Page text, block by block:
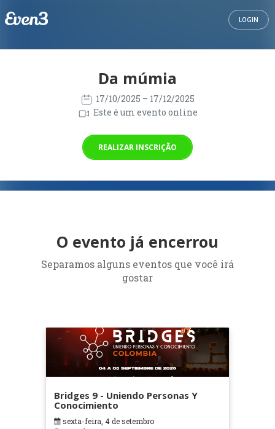
LOGIN
Da múmia
17/10/2025 – 17/12/2025
Este é um evento online
REALIZAR INSCRIÇÃO
O evento já encerrou
Separamos alguns eventos que você irá
gostar
Bridges 9 - Uniendo Personas Y
Conocimiento
sexta-feira, 4 de setembro